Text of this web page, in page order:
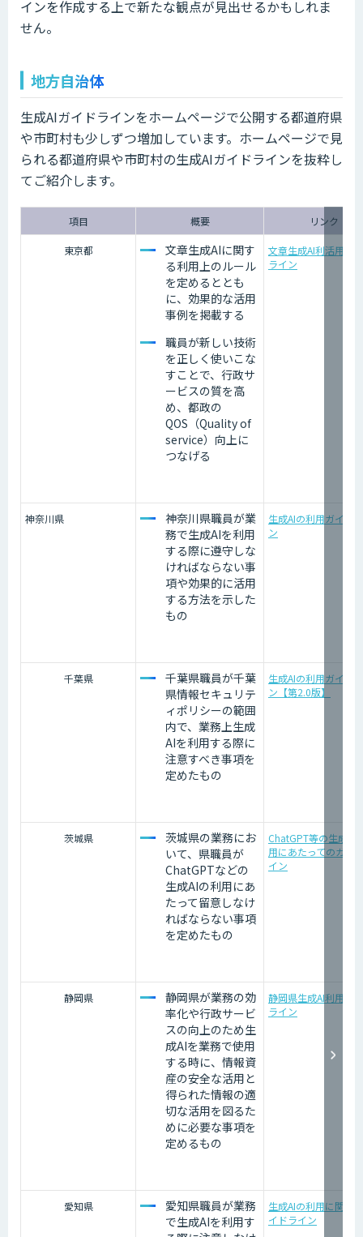
インを作成する上で新たな観点が見出せるかもしれま
せん。
地方自治体
生成AIガイドラインをホームページで公開する都道府県
や市町村も少しずつ増加しています。ホームページで見
られる都道府県や市町村の生成AIガイドラインを抜粋し
てご紹介します。
項目 概要 リンク
東京都
文章生成AIに関す
る利用上のルール
を定めるととも
に、効果的な活用
事例を掲載する
職員が新しい技術
を正しく使いこな
すことで、行政サ
ービスの質を高
め、都政の
QOS（Quality of
service）向上に
つなげる
文章生成AI利活用ガ
ライン
神奈川県
神奈川県職員が業
務で生成AIを利用
する際に遵守しな
ければならない事
項や効果的に活用
する方法を示した
もの
生成AIの利用ガイド
ン
千葉県
千葉県職員が千葉
県情報セキュリテ
ィポリシーの範囲
内で、業務上生成
AIを利用する際に
注意すべき事項を
定めたもの
生成AIの利用ガイド
ン【第2.0版】
茨城県
茨城県の業務にお
いて、県職員が
ChatGPTなどの
生成AIの利用にあ
たって留意しなけ
ればならない事項
を定めたもの
ChatGPT等の生成AI
用にあたってのガイ
イン
静岡県
静岡県が業務の効
率化や行政サービ
スの向上のため生
成AIを業務で使用
する時に、情報資
産の安全な活用と
得られた情報の適
切な活用を図るた
めに必要な事項を
定めるもの
静岡県生成AI利用ガ
ライン
愛知県
愛知県職員が業務
で生成AIを利用す
生成AIの利用に関す
イドライン